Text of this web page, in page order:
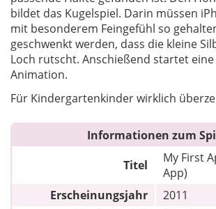
bildet das Kugelspiel. Darin müssen
mit besonderem Feingefühl so
geschwenkt werden, dass die kleine
Loch rutscht. Anschießend startet
Animation.
Für Kindergartenkinder wirklich
Informationen zum
Titel
My First
App)
Erscheinungsjahr
2011